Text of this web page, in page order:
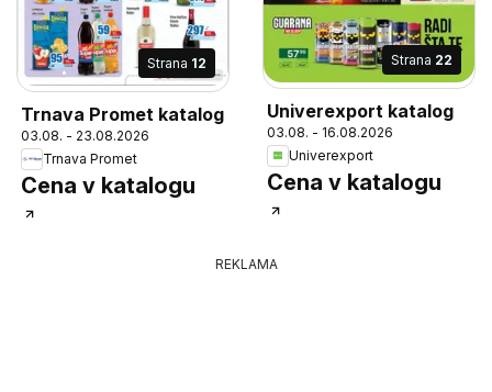
Strana 12
Trnava Promet katalog
03.08. - 23.08.2026
Trnava Promet
Cena v katalogu
Strana 22
Univerexport katalog
03.08. - 16.08.2026
Univerexport
Cena v katalogu
REKLAMA